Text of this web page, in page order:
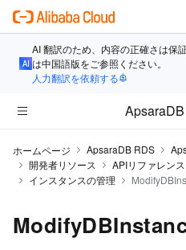
AI 翻訳のため、内容の正確さは保
は中国語版をご参照ください。
人力翻訳を依頼する
ホームページ ApsaraDB RDS
開発者リソース
APIリファレンス
インスタンスの管理